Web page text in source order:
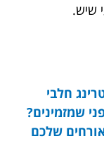
שיש.
חלבי
שמזמינים?
שלכם